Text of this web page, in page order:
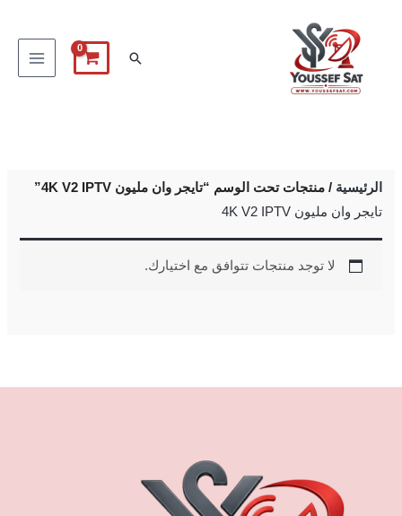
البحث
الرئيسية / منتجات تحت الوسم “تايجر وان مليون 4K V2 IPTV”
تايجر وان مليون 4K V2 IPTV
لا توجد منتجات تتوافق مع اختيارك.